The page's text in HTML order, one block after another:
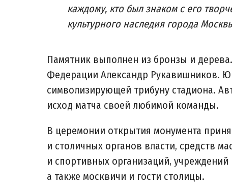
каждому, кто был знаком с его
культурного наследия города
Памятник выполнен из бронзы и
Федерации Александр Рукавишников.
символизирующей трибуну стадиона.
исход матча своей любимой команды.
В церемонии открытия монумента
и столичных органов власти, средств
и спортивных организаций, учреждений
а также москвичи и гости столицы.